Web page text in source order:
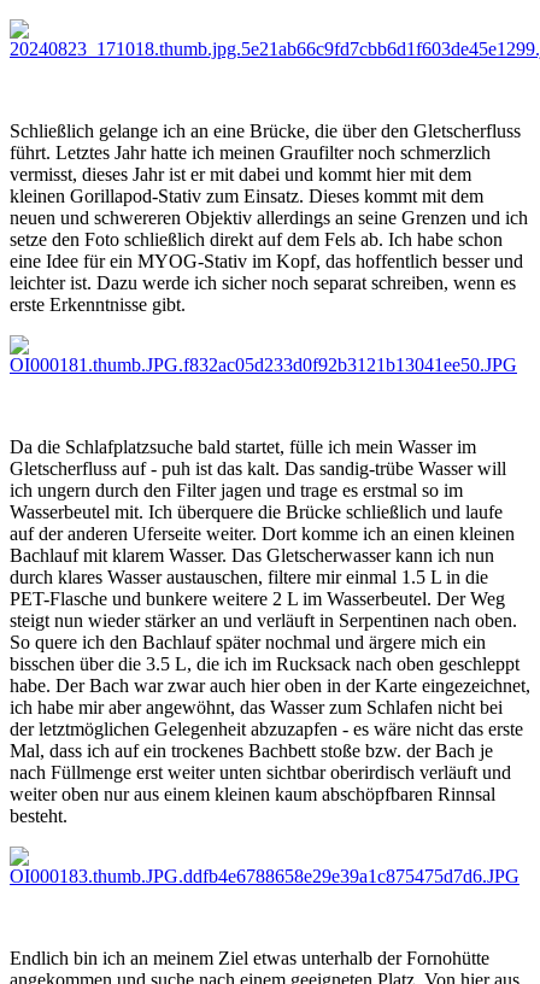
Schließlich gelange ich an eine Brücke, die über den Gletscherfluss
führt. Letztes Jahr hatte ich meinen Graufilter noch schmerzlich
vermisst, dieses Jahr ist er mit dabei und kommt hier mit dem
kleinen Gorillapod-Stativ zum Einsatz. Dieses kommt mit dem
neuen und schwereren Objektiv allerdings an seine Grenzen und ich
setze den Foto schließlich direkt auf dem Fels ab. Ich habe schon
eine Idee für ein MYOG-Stativ im Kopf, das hoffentlich besser und
leichter ist. Dazu werde ich sicher noch separat schreiben, wenn es
erste Erkenntnisse gibt.
Da die Schlafplatzsuche bald startet, fülle ich mein Wasser im
Gletscherfluss auf - puh ist das kalt. Das sandig-trübe Wasser will
ich ungern durch den Filter jagen und trage es erstmal so im
Wasserbeutel mit. Ich überquere die Brücke schließlich und laufe
auf der anderen Uferseite weiter. Dort komme ich an einen kleinen
Bachlauf mit klarem Wasser. Das Gletscherwasser kann ich nun
durch klares Wasser austauschen, filtere mir einmal 1.5 L in die
PET-Flasche und bunkere weitere 2 L im Wasserbeutel. Der Weg
steigt nun wieder stärker an und verläuft in Serpentinen nach oben.
So quere ich den Bachlauf später nochmal und ärgere mich ein
bisschen über die 3.5 L, die ich im Rucksack nach oben geschleppt
habe. Der Bach war zwar auch hier oben in der Karte eingezeichnet,
ich habe mir aber angewöhnt, das Wasser zum Schlafen nicht bei
der letztmöglichen Gelegenheit abzuzapfen - es wäre nicht das erste
Mal, dass ich auf ein trockenes Bachbett stoße bzw. der Bach je
nach Füllmenge erst weiter unten sichtbar oberirdisch verläuft und
weiter oben nur aus einem kleinen kaum abschöpfbaren Rinnsal
besteht.
Endlich bin ich an meinem Ziel etwas unterhalb der Fornohütte
angekommen und suche nach einem geeigneten Platz. Von hier aus